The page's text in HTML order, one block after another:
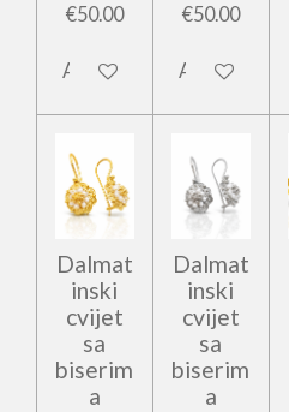
€50.00
Add to cart
€50.00
Add to cart
Dalmat
inski
cvijet
sa
biserim
a
Dalmat
inski
cvijet
sa
biserim
a